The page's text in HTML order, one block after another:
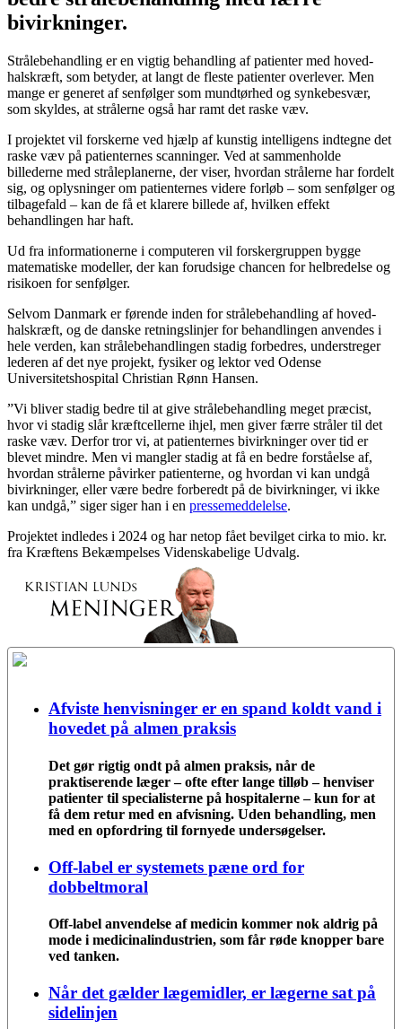
bivirkninger.
Strålebehandling er en vigtig behandling af patienter med hoved-
halskræft, som betyder, at langt de fleste patienter overlever. Men
mange er generet af senfølger som mundtørhed og synkebesvær,
som skyldes, at strålerne også har ramt det raske væv.
I projektet vil forskerne ved hjælp af kunstig intelligens indtegne det
raske væv på patienternes scanninger. Ved at sammenholde
billederne med stråleplanerne, der viser, hvordan strålerne har fordelt
sig, og oplysninger om patienternes videre forløb – som senfølger og
tilbagefald – kan de få et klarere billede af, hvilken effekt
behandlingen har haft.
Ud fra informationerne i computeren vil forskergruppen bygge
matematiske modeller, der kan forudsige chancen for helbredelse og
risikoen for senfølger.
Selvom Danmark er førende inden for strålebehandling af hoved-
halskræft, og de danske retningslinjer for behandlingen anvendes i
hele verden, kan strålebehandlingen stadig forbedres, understreger
lederen af det nye projekt, fysiker og lektor ved Odense
Universitetshospital Christian Rønn Hansen.
”Vi bliver stadig bedre til at give strålebehandling meget præcist,
hvor vi stadig slår kræftcellerne ihjel, men giver færre stråler til det
raske væv. Derfor tror vi, at patienternes bivirkninger over tid er
blevet mindre. Men vi mangler stadig at få en bedre forståelse af,
hvordan strålerne påvirker patienterne, og hvordan vi kan undgå
bivirkninger, eller være bedre forberedt på de bivirkninger, vi ikke
kan undgå,” sigersiger han i en pressemeddelelse.
Projektet indledes i 2024 og har netop fået bevilget cirka to mio. kr.
fra Kræftens Bekæmpelses Videnskabelige Udvalg.
Afviste henvisninger er en spand koldt vand i
hovedet på almen praksis
Det gør rigtig ondt på almen praksis, når de
praktiserende læger – ofte efter lange tilløb – henviser
patienter til specialisterne på hospitalerne – kun for at
få dem retur med en afvisning. Uden behandling, men
med en opfordring til fornyede undersøgelser.
Off-label er systemets pæne ord for
dobbeltmoral
Off-label anvendelse af medicin kommer nok aldrig på
mode i medicinalindustrien, som får røde knopper bare
ved tanken.
Når det gælder lægemidler, er lægerne sat på
sidelinjen